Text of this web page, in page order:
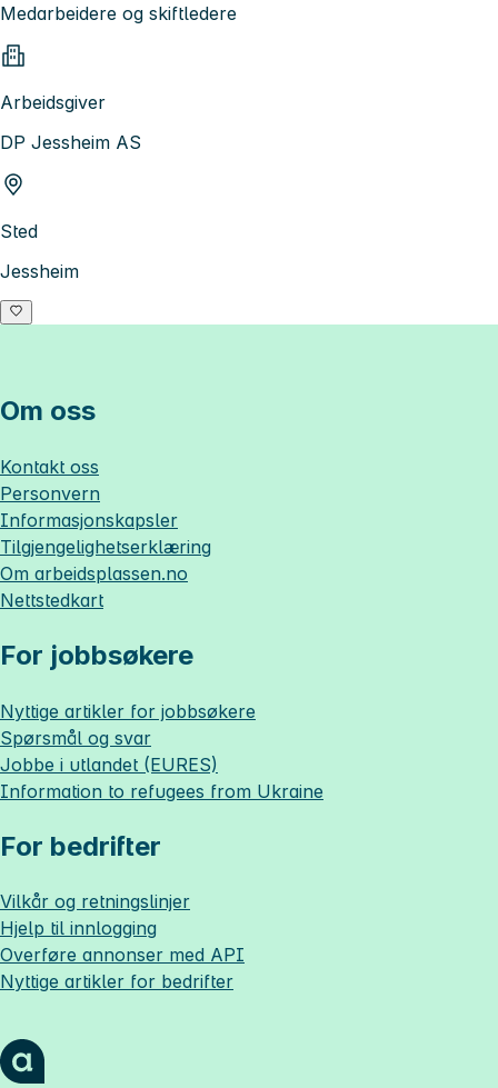
Medarbeidere og skiftledere
Arbeidsgiver
DP Jessheim AS
Sted
Jessheim
Om oss
Kontakt oss
Personvern
Informasjonskapsler
Tilgjengelighetserklæring
Om arbeidsplassen.no
Nettstedkart
For jobbsøkere
Nyttige artikler for jobbsøkere
Spørsmål og svar
Jobbe i utlandet (EURES)
Information to refugees from Ukraine
For bedrifter
Vilkår og retningslinjer
Hjelp til innlogging
Overføre annonser med API
Nyttige artikler for bedrifter